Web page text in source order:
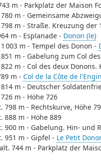
m - Parkplatz der Maison
m - Gemeinsame
m - Straße. Kreuzung der
m - Esplanade - Donon (le)
003 m - Tempel des Donon -
m - Gabelung zum Col
m - Col des deux
m - Col de la Côte de
m - Deutscher
m - Höhe 726
798 m - Rechtskurve, Höhe
888 m - Höhe 889
900 m - Gabelung. Hin- und
951 m - Gipfel - Le Petit
744 m - Parkplatz der